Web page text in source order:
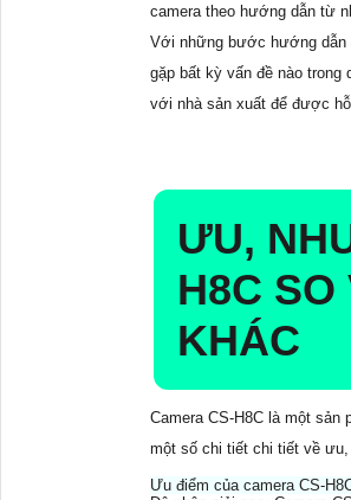
camera theo hướng dẫn từ
Với những bước hướng dẫn
gặp bất kỳ vấn đề nào trong
với nhà sản xuất để được
ƯU,
H8C
KHÁC
Camera CS-H8C là một
một số chi tiết chi tiết về
Ưu điểm của camera CS-